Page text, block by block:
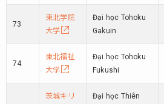
73
東北学院
大学
Đại học Tohoku
Gakuin
74
東北福祉
大学
Đại học Tohoku
Fukushi
茨城キリ
Đại học Thiên